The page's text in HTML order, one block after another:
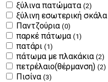
ξύλινα πατώματα (2)
ξύλινη εσωτερική σκάλα
Παντζούρια (0)
παρκέ πάτωμα (1)
πατάρι (1)
πάτωμα με πλακάκια (2)
πετρέλαιο(θέρμανση) (2)
Πισίνα (3)